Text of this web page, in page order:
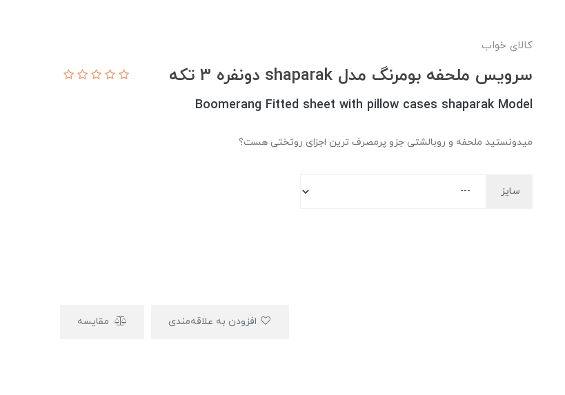
کالای خواب
سرویس ملحفه بومرنگ مدل shaparak دونفره 3 تکه
Boomerang Fitted sheet with pillow cases shaparak Model
میدونستید ملحفه و روبالشتی جزو پرمصرف ترین اجزای روتختی هست؟
سایز
مقایسه